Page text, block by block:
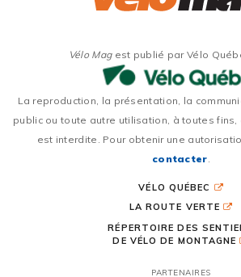
Vélo Magest publié par Vélo
La reproduction, la présentation, la
public ou toute autre utilisation, à toutes fins,
est interdite. Pour obtenir une
contacter.
VÉLO QUÉBEC
LA ROUTE VERTE
RÉPERTOIRE DES
DE VÉLO DE MONTAGNE
PARTENAIRES